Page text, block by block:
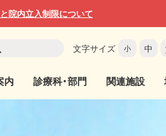
院内立入制限について
内 診療科・部門 関連施設
文字サイズ 小 中